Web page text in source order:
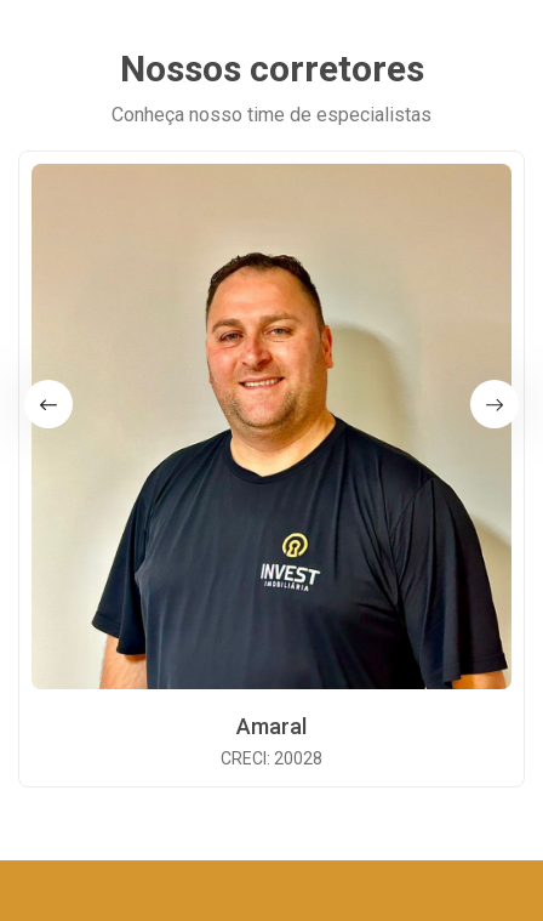
Nossos corretores
Conheça nosso time de especialistas
Amaral
CRECI: 20028